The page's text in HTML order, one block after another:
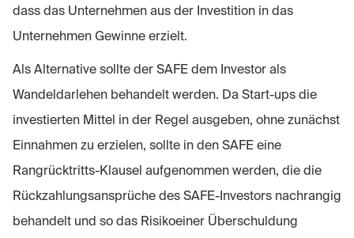
dass das Unternehmen aus der Investition in das
Unternehmen Gewinne erzielt.
Als Alternative sollte der SAFE dem Investor als
Wandeldarlehen behandelt werden. Da Start-ups die
investierten Mittel in der Regel ausgeben, ohne zunächst
Einnahmen zu erzielen, sollte in den SAFE eine
Rangrücktritts-Klausel aufgenommen werden, die die
Rückzahlungsansprüche des SAFE-Investors nachrangig
behandelt und so das Risikoeiner Überschuldung